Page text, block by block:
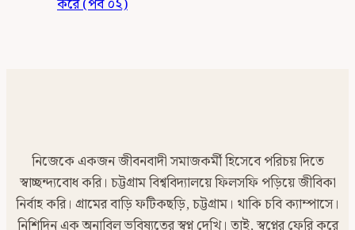
করে (পর্ব ০২)
নিজেকে একজন জীবনবাদী সমাজকর্মী হিসেবে পরিচয় দিতে
স্বাচ্ছন্দ্যবোধ করি। চট্টগ্রাম বিশ্ববিদ্যালয়ে ফিলসফি পড়িয়ে জীবিকা
নির্বাহ করি। গ্রামের বাড়ি ফটিকছড়ি, চট্টগ্রাম। থাকি চবি ক্যাম্পাসে।